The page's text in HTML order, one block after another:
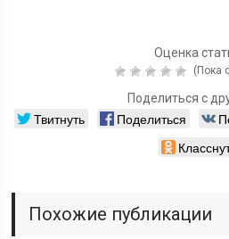
Оценка
(Пока
Поделиться с
Твитнуть Поделиться
Похожие публикации